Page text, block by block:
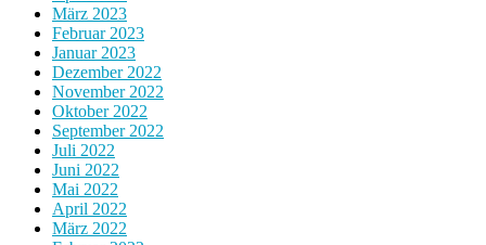
März 2023
Februar 2023
Januar 2023
Dezember 2022
November 2022
Oktober 2022
September 2022
Juli 2022
Juni 2022
Mai 2022
April 2022
März 2022